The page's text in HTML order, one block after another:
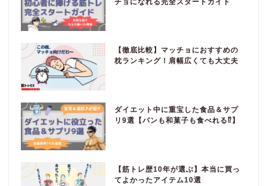
【徹底比較】マッチョにおすすめの
枕ランキング！肩幅広くても大丈夫
ダイエット中に重宝した食品＆サプ
リ9選【パンも和菓子も食べれる⁉】
【筋トレ歴10年が選ぶ】本当に買っ
てよかったアイテム10選